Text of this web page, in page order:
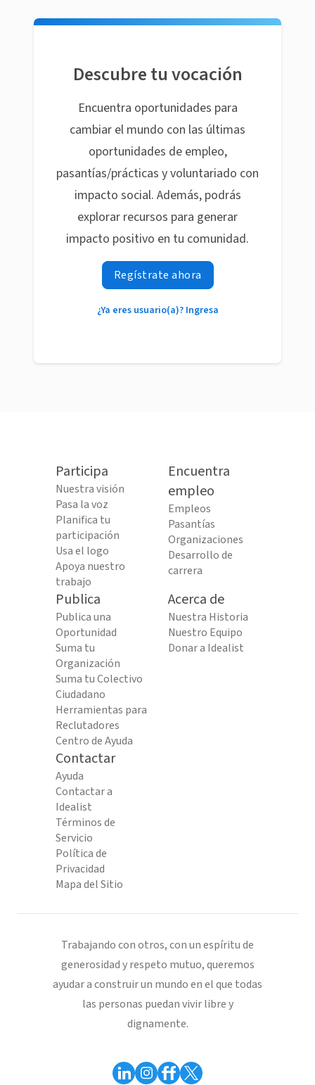
Descubre tu vocación
Encuentra oportunidades para
cambiar el mundo con las últimas
oportunidades de empleo,
pasantías/prácticas y voluntariado con
impacto social. Además, podrás
explorar recursos para generar
impacto positivo en tu comunidad.
Regístrate ahora
¿Ya eres usuario(a)? Ingresa
Participa
Nuestra visión
Pasa la voz
Planifica tu
participación
Usa el logo
Apoya nuestro
trabajo
Encuentra
empleo
Empleos
Pasantías
Organizaciones
Desarrollo de
carrera
Publica
Publica una
Oportunidad
Suma tu
Organización
Suma tu Colectivo
Ciudadano
Herramientas para
Reclutadores
Centro de Ayuda
Acerca de
Nuestra Historia
Nuestro Equipo
Donar a Idealist
Contactar
Ayuda
Contactar a
Idealist
Términos de
Servicio
Política de
Privacidad
Mapa del Sitio
Trabajando con otros, con un espíritu de
generosidad y respeto mutuo, queremos
ayudar a construir un mundo en el que todas
las personas puedan vivir libre y
dignamente.